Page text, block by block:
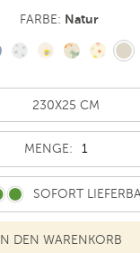
FARBE: Natur
MENGE: MENGE
SOFORT